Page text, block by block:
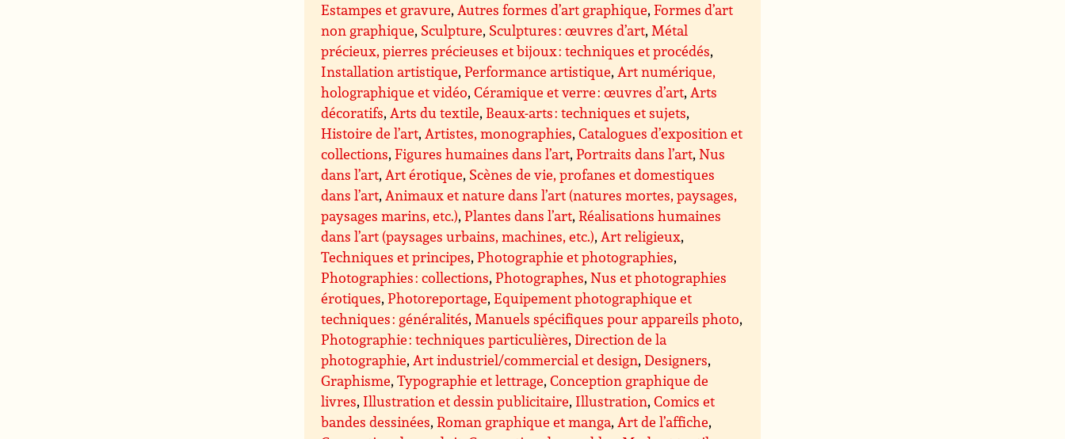
Estampes et gravure,Autres formes d’art graphique,Formes d’art
non graphique, Sculpture, Sculptures : œuvres d’art,Métal
précieux, pierres précieuses et bijoux : techniques et procédés,
Installation artistique,Performance artistique,Art numérique,
holographique et vidéo,Céramique et verre : œuvres d’art,Arts
décoratifs,Arts du textile, Beaux-arts : techniques et sujets,
Histoire de l’art,Artistes, monographies,Catalogues d’exposition et
collections,Figures humaines dans l’art,Portraits dans l’art,Nus
dans l’art,Art érotique, Scènes de vie, profanes et domestiques
dans l’art,Animaux et nature dans l’art (natures mortes, paysages,
paysages marins, etc.),Plantes dans l’art,Réalisations humaines
dans l’art (paysages urbains, machines, etc.),Art religieux,
Techniques et principes,Photographie et photographies,
Photographies : collections,Photographes,Nus et photographies
érotiques,Photoreportage,Equipement photographique et
techniques : généralités,Manuels spécifiques pour appareils photo,
Photographie : techniques particulières,Direction de la
photographie,Art industriel/commercial et design,Designers,
Graphisme,Typographie et lettrage,Conception graphique de
livres, Illustration et dessin publicitaire, Illustration,Comics et
bandes dessinées,Roman graphique et manga,Art de l’affiche,